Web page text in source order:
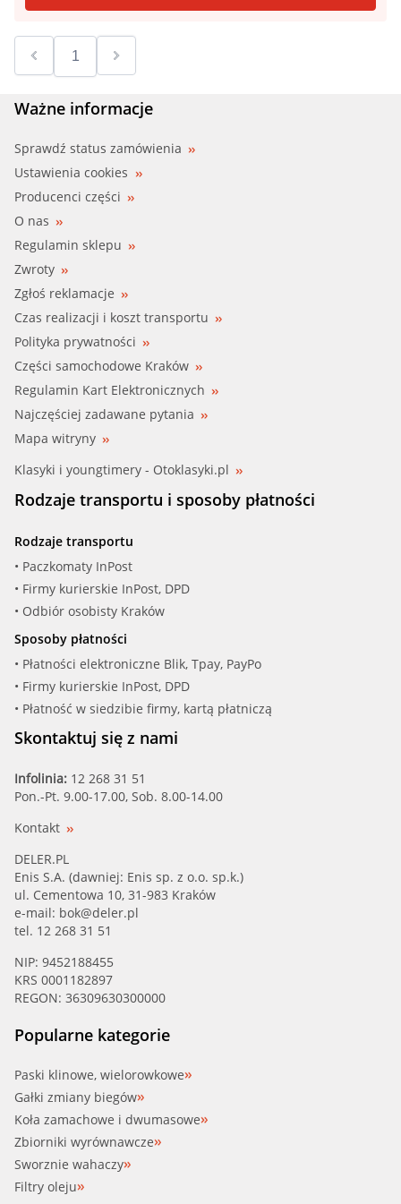
Ważne informacje
Sprawdź status zamówienia
Ustawienia cookies
Producenci części
O nas
Regulamin sklepu
Zwroty
Zgłoś reklamacje
Czas realizacji i koszt transportu
Polityka prywatności
Części samochodowe Kraków
Regulamin Kart Elektronicznych
Najczęściej zadawane pytania
Mapa witryny
Klasyki i youngtimery - Otoklasyki.pl
Rodzaje transportu i sposoby płatności
Rodzaje transportu
• Paczkomaty InPost
• Firmy kurierskie InPost, DPD
• Odbiór osobisty Kraków
Sposoby płatności
• Płatności elektroniczne Blik, Tpay, PayPo
• Firmy kurierskie InPost, DPD
• Płatność w siedzibie firmy, kartą płatniczą
Skontaktuj się z nami
Infolinia: 12 268 31 51
Pon.-Pt. 9.00-17.00, Sob. 8.00-14.00
Kontakt
DELER.PL
Enis S.A. (dawniej: Enis sp. z o.o. sp.k.)
ul. Cementowa 10, 31-983 Kraków
e-mail: bok@deler.pl
tel. 12 268 31 51
NIP: 9452188455
KRS 0001182897
REGON: 36309630300000
Popularne kategorie
Paski klinowe, wielorowkowe
Gałki zmiany biegów
Koła zamachowe i dwumasowe
Zbiorniki wyrównawcze
Sworznie wahaczy
Filtry oleju